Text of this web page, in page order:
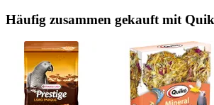
Häufig zusammen gekauft mit